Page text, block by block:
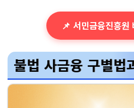
📌 서민금융진흥원
불법 사금융 구별법